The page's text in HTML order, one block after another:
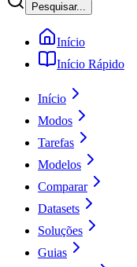
Pesquisar...
Início
Início Rápido
Início
Modos
Tarefas
Modelos
Comparar
Datasets
Soluções
Guias